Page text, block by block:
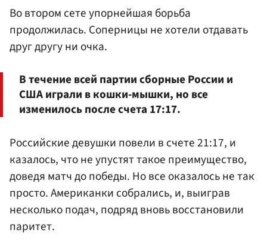
Во втором сете упорнейшая борьба
продолжилась. Соперницы не хотели отдавать
друг другу ни очка.
В течение всей партии сборные России и
США играли в кошки-мышки, но все
изменилось после счета 17:17.
Российские девушки повели в счете 21:17, и
казалось, что не упустят такое преимущество,
доведя матч до победы. Но все оказалось не так
просто. Американки собрались, и, выиграв
несколько подач, подряд вновь восстановили
паритет.